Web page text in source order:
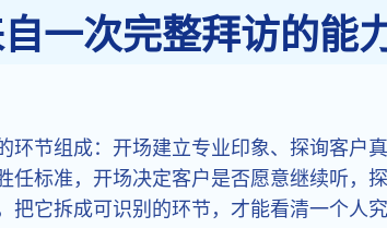
一次完整拜访的能
环节组成：开场建立专业印象、探询客户
标准，开场决定客户是否愿意继续听，
它拆成可识别的环节，才能看清一个人